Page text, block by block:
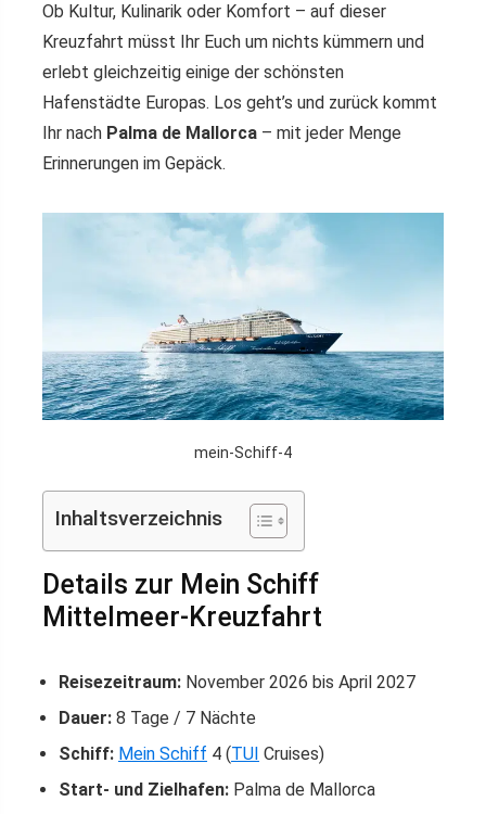
Ob Kultur, Kulinarik oder Komfort – auf dieser
Kreuzfahrt müsst Ihr Euch um nichts kümmern und
erlebt gleichzeitig einige der schönsten
Hafenstädte Europas. Los geht’s und zurück kommt
Ihr nach Palma de Mallorca – mit jeder Menge
Erinnerungen im Gepäck.
mein-Schiff-4
Inhaltsverzeichnis
Details zur Mein Schiff
Mittelmeer-Kreuzfahrt
Reisezeitraum: November 2026 bis April 2027
Dauer: 8 Tage / 7 Nächte
Schiff: Mein Schiff 4 (TUI Cruises)
Start- und Zielhafen: Palma de Mallorca